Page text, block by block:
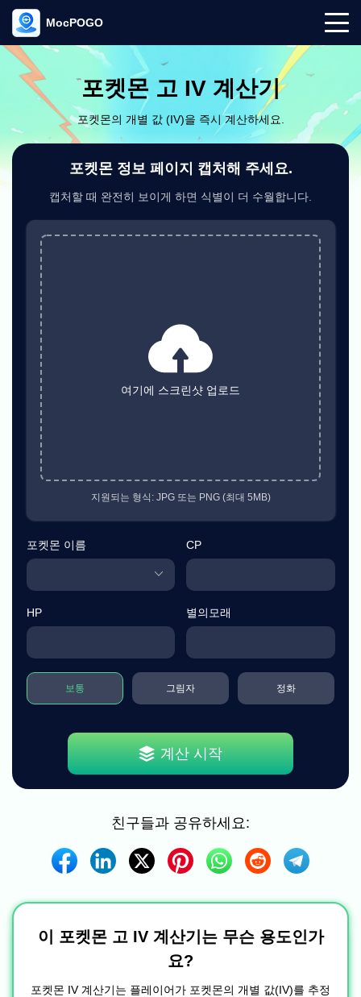
MocPOGO
포켓몬 고 IV 계산기
포켓몬의 개별 값 (IV)을 즉시 계산하세요.
포켓몬 정보 페이지 캡처해 주세요.
캡처할 때 완전히 보이게 하면 식별이 더 수월합니다.
여기에 스크린샷 업로드
지원되는 형식: JPG 또는 PNG (최대 5MB)
포켓몬 이름 CP
HP 별의모래
보통 그림자 정화
계산 시작
친구들과 공유하세요:
이 포켓몬 고 IV 계산기는 무슨 용도인가
요?
포켓몬 IV 계산기는 플레이어가 포켓몬의 개별 값(IV)를 추정